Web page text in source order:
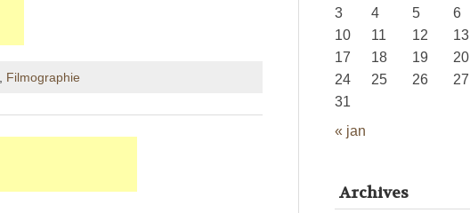
Filmographie
« jan
3
4 5 6
10
11 12 13
17
18 19 20
24
25 26 27
31
Archives